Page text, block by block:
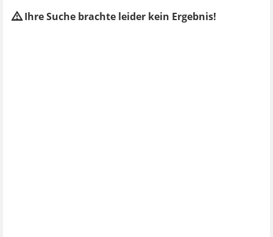
Ihre Suche brachte leider kein Ergebnis!